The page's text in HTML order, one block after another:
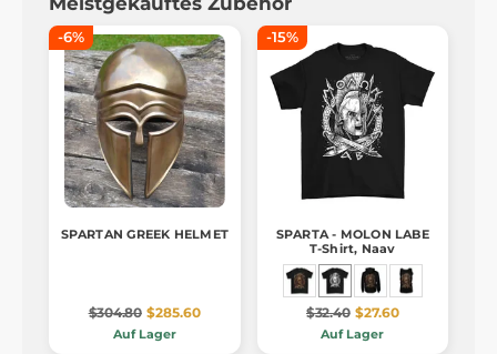
-6%
SPARTAN GREEK HELMET
$304.80 $285.60
Auf Lager
-15%
SPARTA - MOLON LABE
T-Shirt, Naav
$32.40 $27.60
Auf Lager